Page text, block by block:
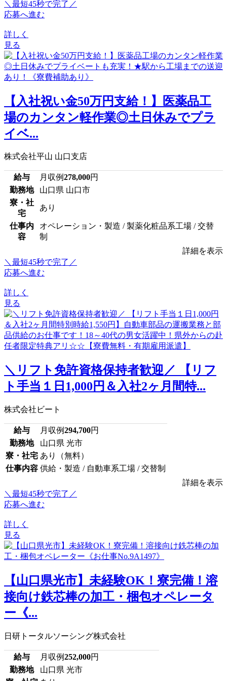
＼最短45秒で完了／
応募へ進む
詳しく
見る
【入社祝い金50万円支給！】医薬品工
場のカンタン軽作業◎土日休みでプラ
イベ...
株式会社平山 山口支店
給与 月収例278,000円
勤務地
山口県 山口市
寮・社
宅
あり
仕事内
容
オペレーション・製造 / 製薬化粧品系工場 / 交替
制
詳細を表示
＼最短45秒で完了／
応募へ進む
詳しく
見る
＼リフト免許資格保持者歓迎／ 【リフ
ト手当１日1,000円＆入社2ヶ月間特...
株式会社ビート
給与 月収例294,700円
勤務地
山口県 光市
寮・社宅 あり（無料）
仕事内容 供給・製造 / 自動車系工場 / 交替制
詳細を表示
＼最短45秒で完了／
応募へ進む
詳しく
見る
【山口県光市】未経験OK！寮完備！溶
接向け鉄芯棒の加工・梱包オペレータ
ー《...
日研トータルソーシング株式会社
給与 月収例252,000円
勤務地
山口県 光市